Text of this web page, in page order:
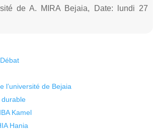
de A. MIRA Bejaia, Date: lundi 27
l’université de Bejaia
durable
Kamel
Hania